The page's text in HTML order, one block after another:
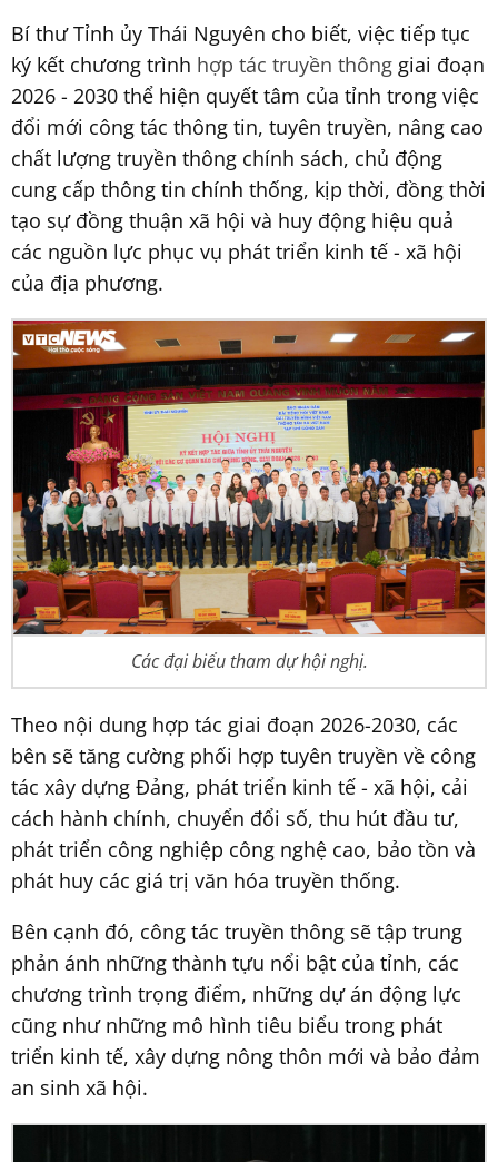
Bí thư Tỉnh ủy Thái Nguyên cho biết, việc tiếp tục
ký kết chương trình hợp tác truyền thông giai đoạn
2026 - 2030 thể hiện quyết tâm của tỉnh trong việc
đổi mới công tác thông tin, tuyên truyền, nâng cao
chất lượng truyền thông chính sách, chủ động
cung cấp thông tin chính thống, kịp thời, đồng thời
tạo sự đồng thuận xã hội và huy động hiệu quả
các nguồn lực phục vụ phát triển kinh tế - xã hội
của địa phương.
Các đại biểu tham dự hội nghị.
Theo nội dung hợp tác giai đoạn 2026-2030, các
bên sẽ tăng cường phối hợp tuyên truyền về công
tác xây dựng Đảng, phát triển kinh tế - xã hội, cải
cách hành chính, chuyển đổi số, thu hút đầu tư,
phát triển công nghiệp công nghệ cao, bảo tồn và
phát huy các giá trị văn hóa truyền thống.
Bên cạnh đó, công tác truyền thông sẽ tập trung
phản ánh những thành tựu nổi bật của tỉnh, các
chương trình trọng điểm, những dự án động lực
cũng như những mô hình tiêu biểu trong phát
triển kinh tế, xây dựng nông thôn mới và bảo đảm
an sinh xã hội.